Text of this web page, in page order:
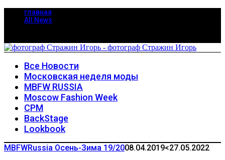
главная
All News
Все Новости
Московская неделя моды
MBFW RUSSIA
Moscow Fashion Week
CPM
BackStage
Lookbook
MBFWRussia Осень-Зима 19/2008.04.2019<27.05.2022